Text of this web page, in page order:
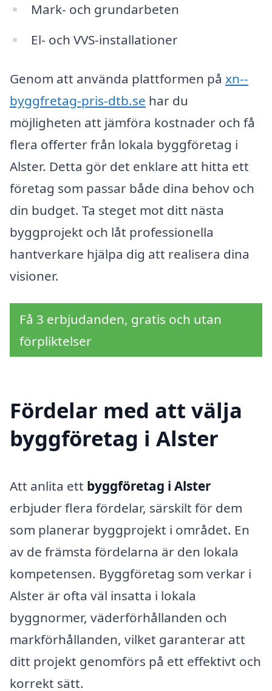
Mark- och grundarbeten
El- och VVS-installationer
Genom att använda plattformen på xn--
byggfretag-pris-dtb.se har du
möjligheten att jämföra kostnader och få
flera offerter från lokala byggföretag i
Alster. Detta gör det enklare att hitta ett
företag som passar både dina behov och
din budget. Ta steget mot ditt nästa
byggprojekt och låt professionella
hantverkare hjälpa dig att realisera dina
visioner.
Få 3 erbjudanden, gratis och utan
förpliktelser
Fördelar med att välja
byggföretag i Alster
Att anlita ett byggföretag i Alster
erbjuder flera fördelar, särskilt för dem
som planerar byggprojekt i området. En
av de främsta fördelarna är den lokala
kompetensen. Byggföretag som verkar i
Alster är ofta väl insatta i lokala
byggnormer, väderförhållanden och
markförhållanden, vilket garanterar att
ditt projekt genomförs på ett effektivt och
korrekt sätt.